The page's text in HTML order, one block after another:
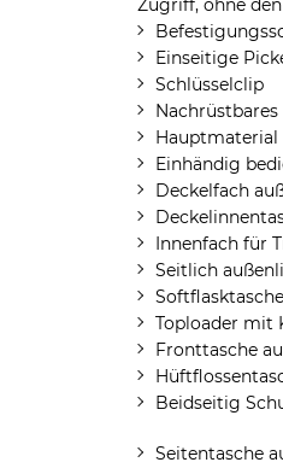
Zugriff, ohne
Einseitige
Schlüsselclip
Einhändig
Deckelfach
Innenfach für
Seitlich
Toploader mit
Fronttasche
Beidseitig
Seitentasche